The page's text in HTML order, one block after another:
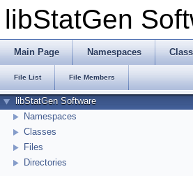
libStatGen
Main Page Namespaces
File List File Members
libStatGen Software
Namespaces
Classes
Files
Directories